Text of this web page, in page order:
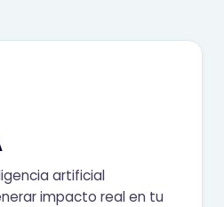
artificial
impacto real en tu